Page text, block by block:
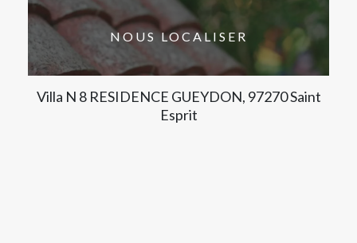
NOUS LOCALISER
Villa N 8 RESIDENCE GUEYDON, 97270 Saint
Esprit